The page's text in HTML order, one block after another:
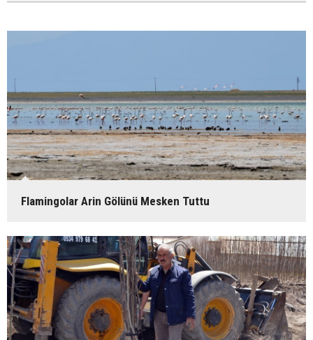
Flamingolar Arin Gölünü Mesken Tuttu